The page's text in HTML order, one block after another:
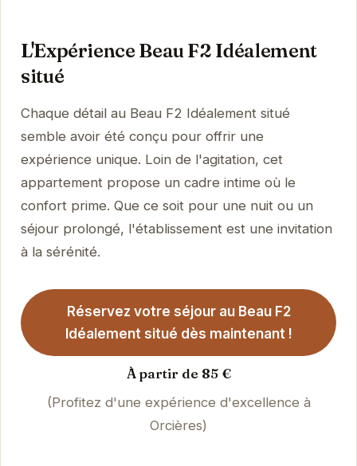
L'Expérience Beau F2 Idéalement
situé
Chaque détail au Beau F2 Idéalement situé
semble avoir été conçu pour offrir une
expérience unique. Loin de l'agitation, cet
appartement propose un cadre intime où le
confort prime. Que ce soit pour une nuit ou un
séjour prolongé, l'établissement est une invitation
à la sérénité.
Réservez votre séjour au Beau F2
Idéalement situé dès maintenant !
À partir de 85 €
(Profitez d'une expérience d'excellence à
Orcières)